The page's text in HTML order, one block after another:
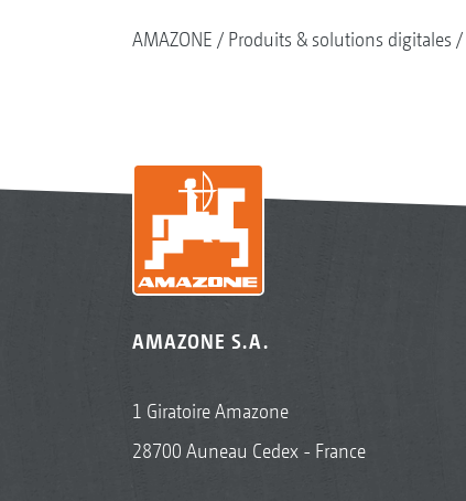
AMAZONE Produits & solutions digitales
AMAZONE S.A.
1 Giratoire Amazone
28700 Auneau Cedex - France